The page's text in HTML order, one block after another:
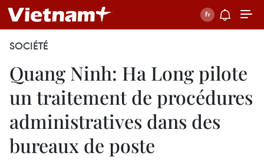
SOCIÉTÉ
Quang Ninh: Ha Long pilote
un traitement de procédures
administratives dans des
bureaux de poste